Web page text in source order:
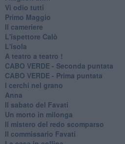
Vi odio tutti
Primo Maggio
Il cameriere
L'ispettore Calò
L'isola
A teatro a teatro !
CABO VERDE - Seconda puntata
CABO VERDE - Prima puntata
I cerchi nel grano
Anna
Il sabato del Favati
Un morto in milonga
Il mistero del redo scomparso
Il commissario Favati